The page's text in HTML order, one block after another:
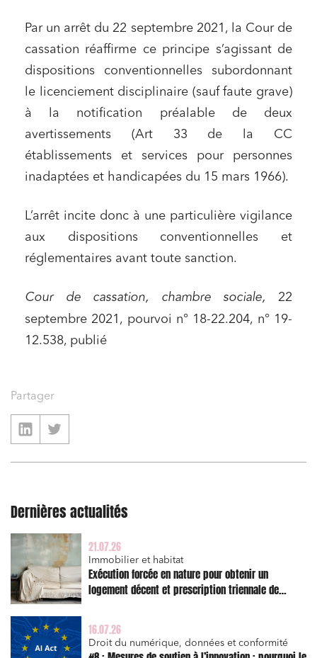
Par un arrêt du 22 septembre 2021, la Cour de
cassation réaffirme ce principe s’agissant de
dispositions conventionnelles subordonnant
le licenciement disciplinaire (sauf faute grave)
à la notification préalable de deux
avertissements (Art 33 de la CC
établissements et services pour personnes
inadaptées et handicapées du 15 mars 1966).
L’arrêt incite donc à une particulière vigilance
aux dispositions conventionnelles et
réglementaires avant toute sanction.
Cour de cassation, chambre sociale, 22
septembre 2021, pourvoi n° 18-22.204, n° 19-
12.538, publié
Partager
Dernières actualités
21.07.26
Immobilier et habitat
Exécution forcée en nature pour obtenir un
logement décent et prescription triennale de
16.07.26
Droit du numérique, données et conformité
Relations commerciales et contrats
Media et édition
Immobilier et habitat
Règlement des litiges
Droit du numérique, données et conformité
Services publics et collectivités
Commande publique
Projets immobiliers
Environnement
Banque finance et assurance